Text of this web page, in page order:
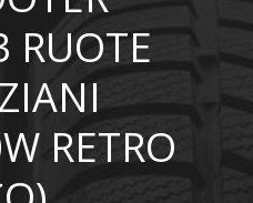
RUOTE
RETRO